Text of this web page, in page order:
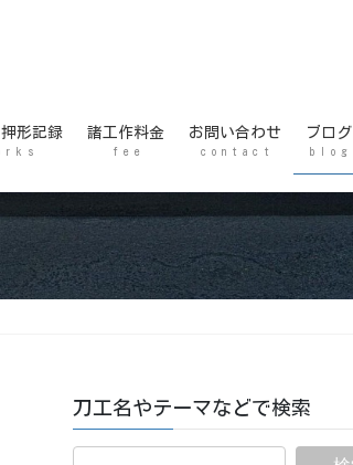
形記録
r k s
諸工作料金
f e e
お問い合わせ
c o n t a c t
ブログ
b l o g
刀工名やテーマなどで検索